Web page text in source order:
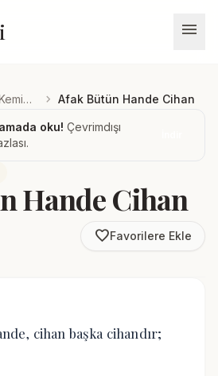
menu
Mehmet Kemiksiz chevron_right Afak Bütün Hande Cihan
oku! Çevrimdışı
Hande Cihan
favorite_borderFavorilere Ekle
cihan başka cihandır;